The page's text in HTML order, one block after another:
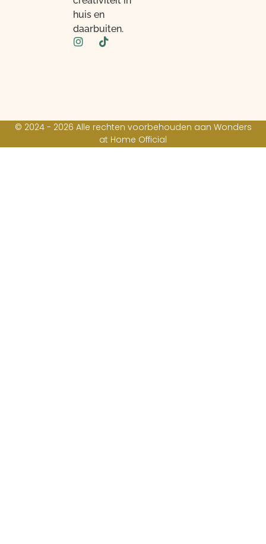
huis en
daarbuiten.
© 2024 - 2026 Alle rechten voorbehouden aan Wonders
at Home Official